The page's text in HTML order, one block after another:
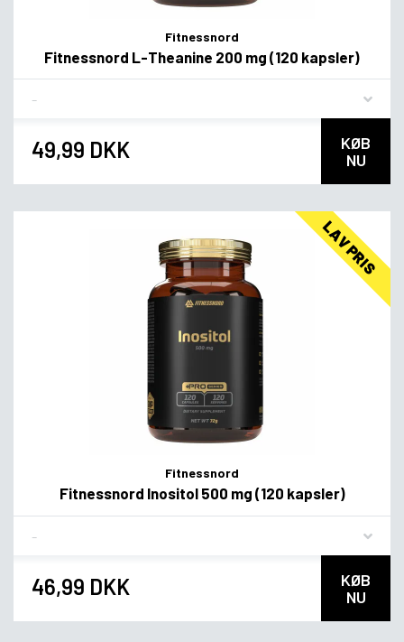
Fitnessnord
Fitnessnord L-Theanine 200 mg (120 kapsler)
49,99 DKK
KØB
NU
LAV PRIS
Fitnessnord
Fitnessnord Inositol 500 mg (120 kapsler)
46,99 DKK
KØB
NU